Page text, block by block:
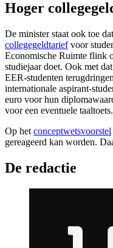
Hoger
De minister staat ook toe
collegegeldtariefvoor
Economische Ruimte flink
studiejaar doet. Ook met
EER-studenten
internationale aspirant-
euro voor hun
voor een eventuele taaltoets.
Op het conceptwetsvoorstel
gereageerd kan worden.
De redactie